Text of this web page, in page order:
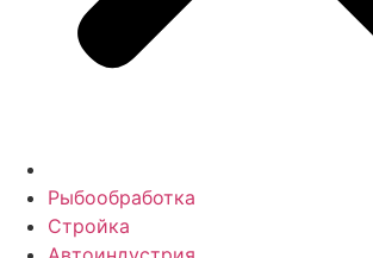
Рыбообработка
Стройка